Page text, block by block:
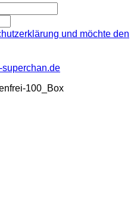
und möchte den